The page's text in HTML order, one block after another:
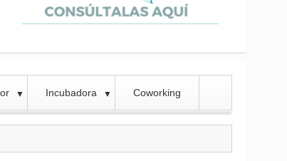
▼ Incubadora ▼ Coworking